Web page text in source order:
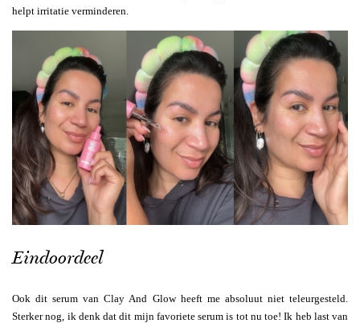
helpt irritatie verminderen.
Eindoordeel
Ook dit serum van Clay And Glow heeft me absoluut niet teleurgesteld.
Sterker nog, ik denk dat dit mijn favoriete serum is tot nu toe! Ik heb last van